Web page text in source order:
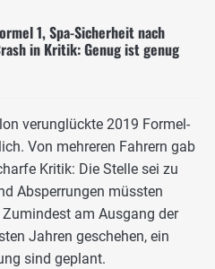
1, Spa-Sicherheit nach
in Kritik: Genug ist genug
verunglückte 2019 Formel-
Von mehreren Fahrern gab
Kritik: Die Stelle sei zu
Absperrungen müssten
am Ausgang der
Jahren geschehen, ein
sind geplant.